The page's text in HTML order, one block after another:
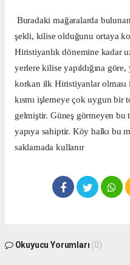
Buradaki mağaralarda
şekli, kilise olduğunu ortaya
Hiristiyanlık dönemine kadar
yerlere kilise yapıldığına göre,
korkan ilk Hiristiyanlar olması
kısmı işlemeye çok uygun bir
gelmiştir. Güneş görmeyen
yapıya sahiptir. Köy halkı bu
saklamada kullanır
Okuyucu Yorumları (0)